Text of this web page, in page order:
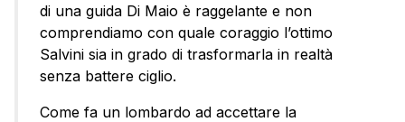
di una guida Di Maio è raggelante e non
comprendiamo con quale coraggio l’ottimo
Salvini sia in grado di trasformarla in realtà
senza battere ciglio.
Come fa un lombardo ad accettare la